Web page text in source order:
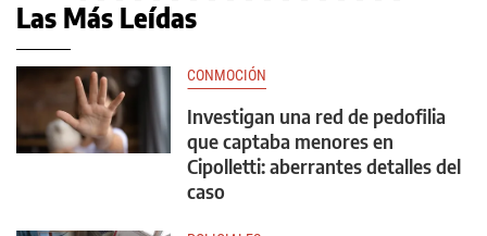
Las Más Leídas
CONMOCIÓN
Investigan una red de pedofilia
que captaba menores en
Cipolletti: aberrantes detalles del
caso